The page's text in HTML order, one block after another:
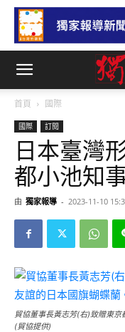
首頁 國際
國際 訂閱
日本臺灣
都小池知
由 獨家報導 - 2023-11-10
貿協董事長黃志芳(右)致贈東
(貿協提供)